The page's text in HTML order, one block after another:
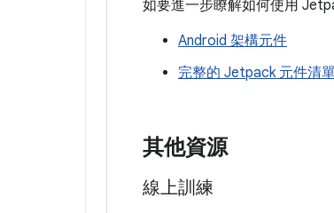
如要進一步瞭解如何使用
Android 架構元件
完整的 Jetpack 元件清
其他資源
線上訓練